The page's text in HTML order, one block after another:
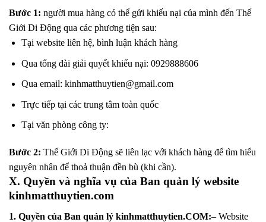
Bước 1: người mua hàng có thể gửi khiếu nại của mình đến Thế
Giới Di Động qua các phương tiện sau:
Tại website liên hệ, bình luận khách hàng
Qua tổng đài giải quyết khiếu nại: 0929888606
Qua email: kinhmatthuytien@gmail.com
Trực tiếp tại các trung tâm toàn quốc
Tại văn phòng công ty:
Bước 2: Thế Giới Di Động sẽ liên lạc với khách hàng để tìm hiểu
nguyên nhân để thoả thuận đền bù (khi cần).
X. Quyền và nghĩa vụ của Ban quản lý website
kinhmatthuytien.com
1. Quyền của Ban quản lý kinhmatthuytien.COM:– Website